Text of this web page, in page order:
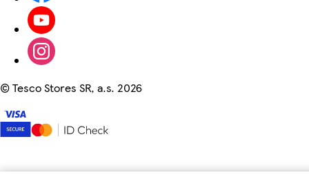
©Tesco Stores SR, a.s. 2026